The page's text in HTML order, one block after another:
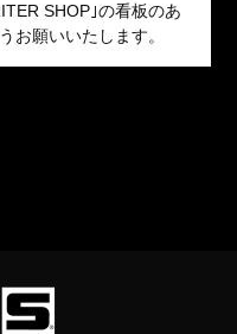
SHOP｣の看板のあ
お願いいたします。